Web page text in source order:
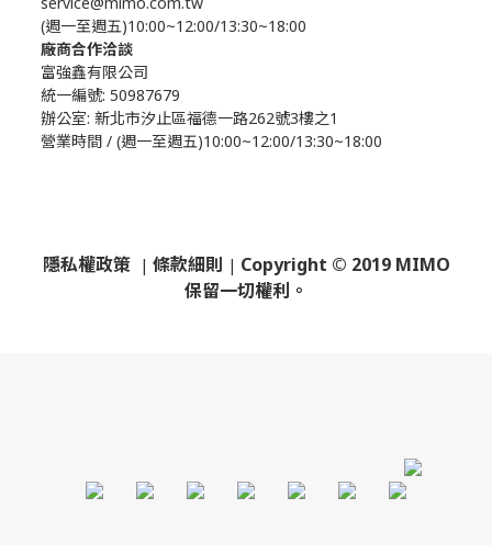
(週一至週五)10:00~12:00/13:30~18:00
廠商合作洽談
富強鑫有限公司
統一編號: 50987679
辦公室: 新北市汐止區福德一路262號3樓之1
營業時間 / (週一至週五)10:00~12:00/13:30~18:00
隱私權政策 | 條款細則 | Copyright © 2019 MIMO
保留一切權利。